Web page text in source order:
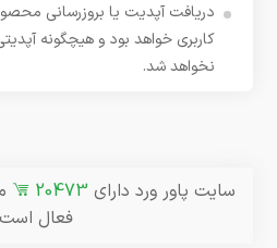
دریافت آپدیت یا بروزرسانی
کاربری خواهد بود و هیچگونه
نخواهد شد.
سایت پاور ورد دارای 20473
فعال